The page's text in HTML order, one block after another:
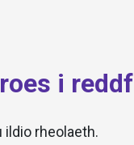
i reddf
ildio rheolaeth.